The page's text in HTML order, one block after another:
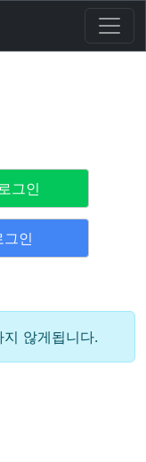
그인
인
않게됩니다.